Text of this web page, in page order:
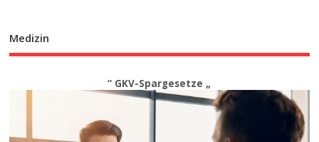
Medizin
“ GKV-Spargesetze „